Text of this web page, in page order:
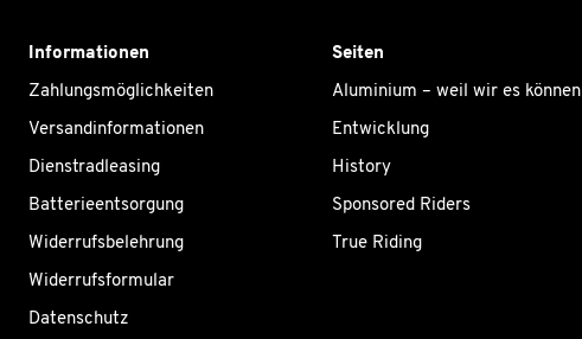
Informationen
Zahlungsmöglichkeiten
Versandinformationen
Dienstradleasing
Batterieentsorgung
Widerrufsbelehrung
Widerrufsformular
Datenschutz
Seiten
Aluminium – weil wir es können
Entwicklung
History
Sponsored Riders
True Riding